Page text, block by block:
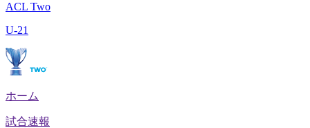
ACL Two
U-21
ホーム
試合速報